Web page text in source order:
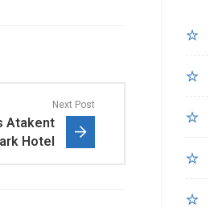
Next Post
Atakent
Hotel